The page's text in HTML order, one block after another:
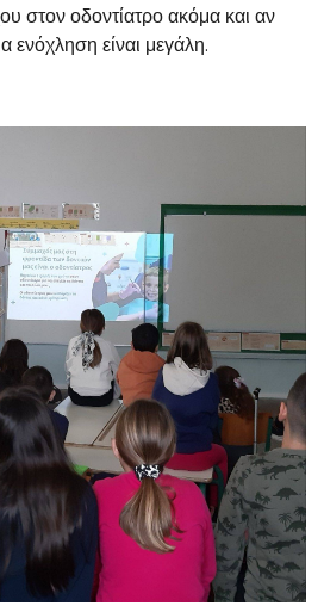
στον οδοντίατρο ακόμα και αν
ενόχληση είναι μεγάλη.